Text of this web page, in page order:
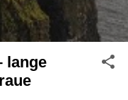
lange